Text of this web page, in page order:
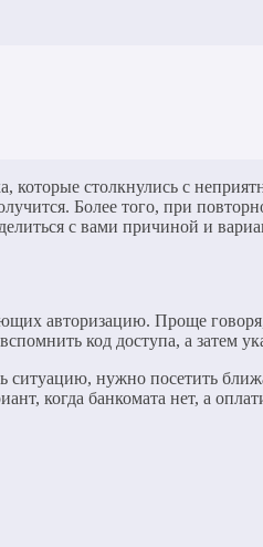
которые столкнулись с
Более того, при
с вами причиной и
авторизацию. Проще
код доступа, а затем
ситуацию, нужно посетить
когда банкомата нет, а